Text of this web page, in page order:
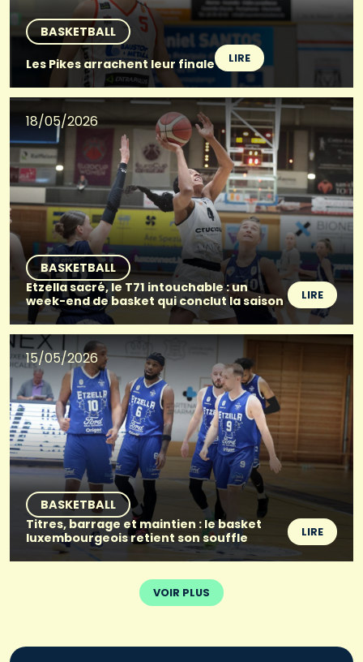
BASKETBALL
Les Pikes arrachent leur finale
LIRE
18/05/2026
BASKETBALL
Etzella sacré, le T71 intouchable : un
week-end de basket qui conclut la saison
LIRE
15/05/2026
BASKETBALL
Titres, barrage et maintien : le basket
luxembourgeois retient son souffle
LIRE
VOIR PLUS